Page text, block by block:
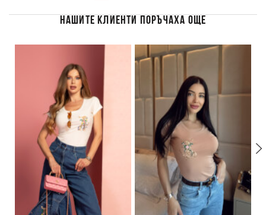
НАШИТЕ КЛИЕНТИ ПОРЪЧАХА ОЩЕ